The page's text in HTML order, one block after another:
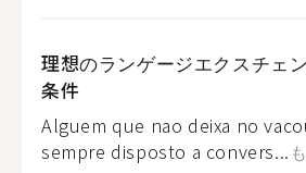
理想のランゲージエクスチェ
条件
Alguem que nao deixa no
sempre disposto a convers...